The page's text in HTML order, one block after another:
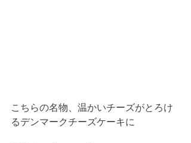
こちらの名物、温かいチーズがとろけ
るデンマークチーズケーキに